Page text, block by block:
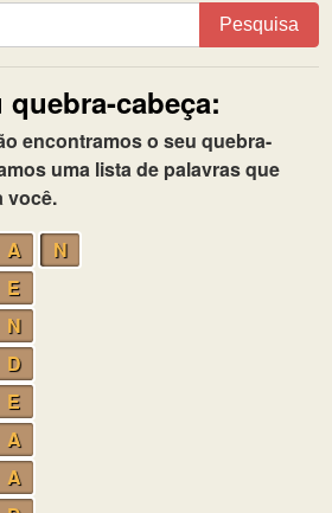
Pesquisa
cabeça:
encontramos o seu quebra-
uma lista de palavras que
você.
A
N
E
N
D
E
A
A